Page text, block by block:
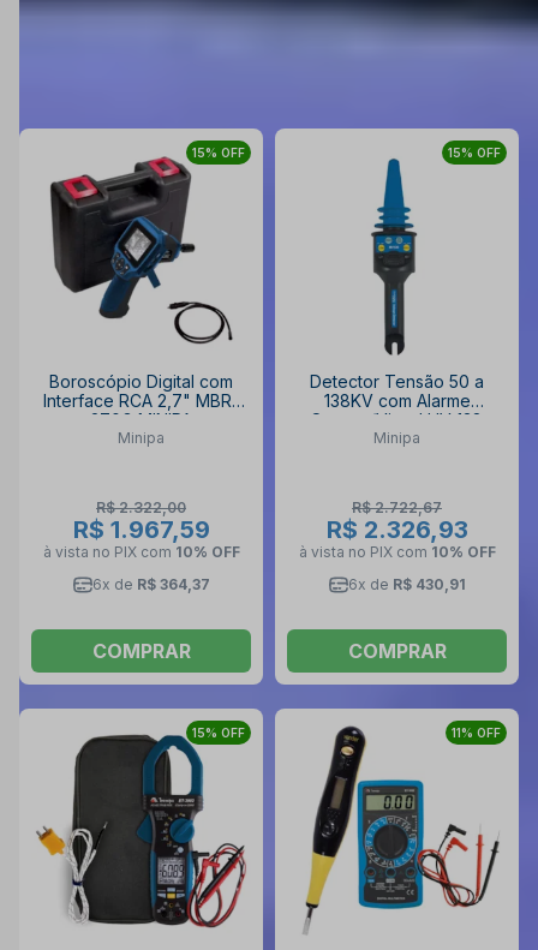
MOSTRAR FILTROS
15% OFF
Boroscópio Digital com
Interface RCA 2,7" MBR-
270G MINIPA
Minipa
R$ 2.322,00
R$ 1.967,59
à vista no PIX com 10% OFF
6x de R$ 364,37
COMPRAR
15% OFF
Detector Tensão 50 a
138KV com Alarme
Sonoro/Visual HV 138
MINIPA
Minipa
R$ 2.722,67
R$ 2.326,93
à vista no PIX com 10% OFF
6x de R$ 430,91
COMPRAR
15% OFF 11% OFF